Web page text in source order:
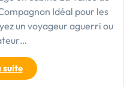
Idéal pour les
un voyageur aguerri ou
suite"Le
Guide